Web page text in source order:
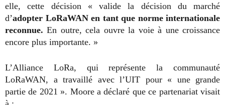
elle, cette décision « valide la décision du marché
d’adopter LoRaWAN en tant que norme internationale
reconnue. En outre, cela ouvre la voie à une croissance
encore plus importante. »
L’Alliance LoRa, qui représente la communauté
LoRaWAN, a travaillé avec l’UIT pour « une grande
partie de 2021 ». Moore a déclaré que ce partenariat visait